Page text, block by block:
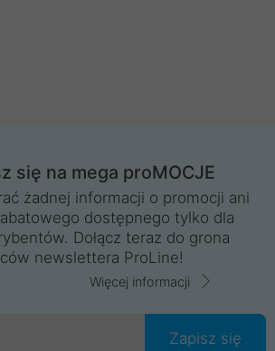
się na mega proMOCJE
żadnej informacji o promocji ani
dostępnego tylko dla
Dołącz teraz do grona
newslettera ProLine!
Więcej informacji
Zapisz się